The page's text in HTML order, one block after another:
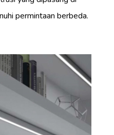
permintaan berbeda.